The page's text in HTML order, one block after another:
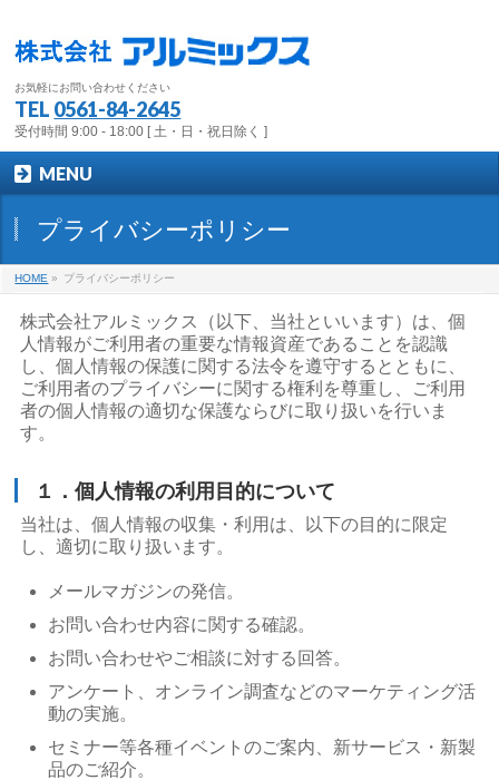
お気軽にお問い合わせください
TEL 0561-84-2645
受付時間 9:00 - 18:00 [ 土・日・祝日除く ]
MENU
プライバシーポリシー
HOME » プライバシーポリシー
株式会社アルミックス（以下、当社といいます）は、個
人情報がご利用者の重要な情報資産であることを認識
し、個人情報の保護に関する法令を遵守するとともに、
ご利用者のプライバシーに関する権利を尊重し、ご利用
者の個人情報の適切な保護ならびに取り扱いを行いま
す。
１．個人情報の利用目的について
当社は、個人情報の収集・利用は、以下の目的に限定
し、適切に取り扱います。
メールマガジンの発信。
お問い合わせ内容に関する確認。
お問い合わせやご相談に対する回答。
アンケート、オンライン調査などのマーケティング活
動の実施。
セミナー等各種イベントのご案内、新サービス・新製
品のご紹介。